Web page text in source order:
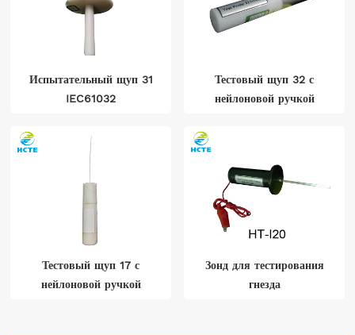
Испытательный щуп 31
IEC61032
Тестовый щуп 32 с
нейлоновой ручкой
Тестовый щуп 17 с
нейлоновой ручкой
Зонд для тестирования
гнезда